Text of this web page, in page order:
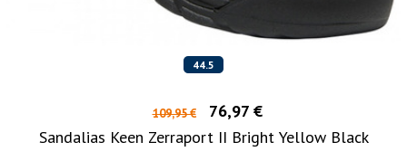
44.5
109,95 €
76,97 €
Sandalias Keen Zerraport II Bright Yellow Black